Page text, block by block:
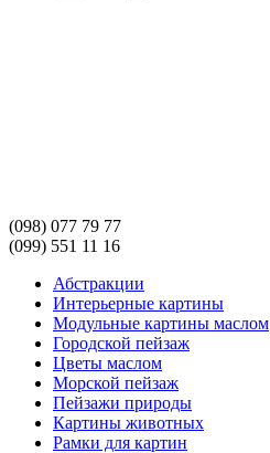
(098) 077 79 77
(099) 551 11 16
Абстракции
Интерьерные картины
Модульные картины маслом
Городской пейзаж
Цветы маслом
Морской пейзаж
Пейзажи природы
Картины животных
Рамки для картин